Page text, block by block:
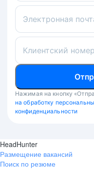
Электронная
Клиентский
Нажимая на кнопку
на обработку
конфиденциальности
HeadHunter
Размещение вакансий
Поиск по резюме